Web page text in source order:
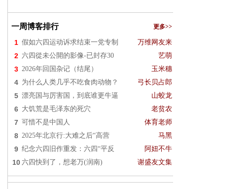
一周博客排行 更多>>
1 假如六四运动诉求结束一党专制 万维网友来
2 六四從未公開的影像-已封存30 艺萌
3 2026年回国杂记（结尾） 玉米穗
4 为什么人类几乎不吃食肉动物？ 弓长贝占郎
5 漂亮国与厉害国，到底谁更牛逼 山蛟龙
6 大饥荒是毛泽东的死穴 老贫农
7 可惜不是中国人 体育老师
8 2025年北京行:大难之后“高营 马黑
9 纪念六四旧作重发：六四“平反 阿妞不牛
10 六四快到了，想老万(润南) 谢盛友文集